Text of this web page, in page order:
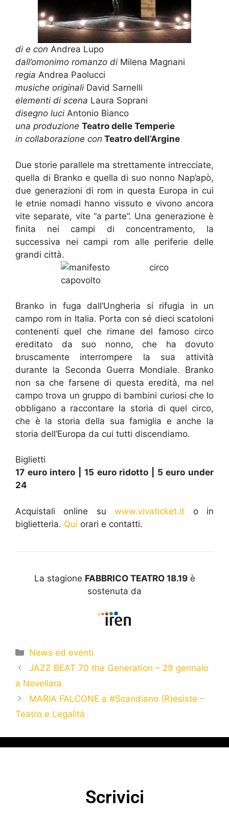
di e con Andrea Lupo
dall’omonimo romanzo di Milena Magnani
regia Andrea Paolucci
musiche originali David Sarnelli
elementi di scena Laura Soprani
disegno luci Antonio Bianco
una produzione Teatro delle Temperie
in collaborazione con Teatro dell’Argine
Due storie parallele ma strettamente intrecciate,
quella di Branko e quella di suo nonno Nap’apò,
due generazioni di rom in questa Europa in cui
le etnie nomadi hanno vissuto e vivono ancora
vite separate, vite “a parte”. Una generazione è
finita nei campi di concentramento, la
successiva nei campi rom alle periferie delle
grandi città.
Branko in fuga dall’Ungheria si rifugia in un
campo rom in Italia. Porta con sé dieci scatoloni
contenenti quel che rimane del famoso circo
ereditato da suo nonno, che ha dovuto
bruscamente interrompere la sua attività
durante la Seconda Guerra Mondiale. Branko
non sa che farsene di questa eredità, ma nel
campo trova un gruppo di bambini curiosi che lo
obbligano a raccontare la storia di quel circo,
che è la storia della sua famiglia e anche la
storia dell’Europa da cui tutti discendiamo.
Biglietti
17 euro intero | 15 euro ridotto | 5 euro under
24
Acquistali online su www.vivaticket.it o in
biglietteria. Qui orari e contatti.
La stagione FABBRICO TEATRO 18.19è
sostenuta da
News ed eventi
JAZZ BEAT 70 the Generation – 29 gennaio
a Novellara
MARIA FALCONE a #Scandiano (R)esiste –
Teatro e Legalità
Scrivici